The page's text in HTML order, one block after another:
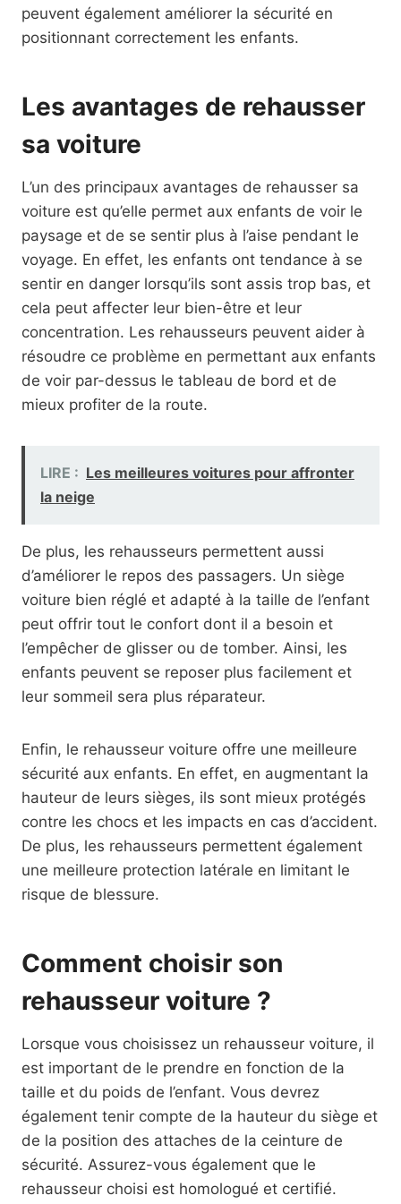
peuvent également améliorer la sécurité en
positionnant correctement les enfants.
Les avantages de rehausser
sa voiture
L’un des principaux avantages de rehausser sa
voiture est qu’elle permet aux enfants de voir le
paysage et de se sentir plus à l’aise pendant le
voyage. En effet, les enfants ont tendance à se
sentir en danger lorsqu’ils sont assis trop bas, et
cela peut affecter leur bien-être et leur
concentration. Les rehausseurs peuvent aider à
résoudre ce problème en permettant aux enfants
de voir par-dessus le tableau de bord et de
mieux profiter de la route.
LIRE : Les meilleures voitures pour affronter
la neige
De plus, les rehausseurs permettent aussi
d’améliorer le repos des passagers. Un siège
voiture bien réglé et adapté à la taille de l’enfant
peut offrir tout le confort dont il a besoin et
l’empêcher de glisser ou de tomber. Ainsi, les
enfants peuvent se reposer plus facilement et
leur sommeil sera plus réparateur.
Enfin, le rehausseur voiture offre une meilleure
sécurité aux enfants. En effet, en augmentant la
hauteur de leurs sièges, ils sont mieux protégés
contre les chocs et les impacts en cas d’accident.
De plus, les rehausseurs permettent également
une meilleure protection latérale en limitant le
risque de blessure.
Comment choisir son
rehausseur voiture ?
Lorsque vous choisissez un rehausseur voiture, il
est important de le prendre en fonction de la
taille et du poids de l’enfant. Vous devrez
également tenir compte de la hauteur du siège et
de la position des attaches de la ceinture de
sécurité. Assurez-vous également que le
rehausseur choisi est homologué et certifié.